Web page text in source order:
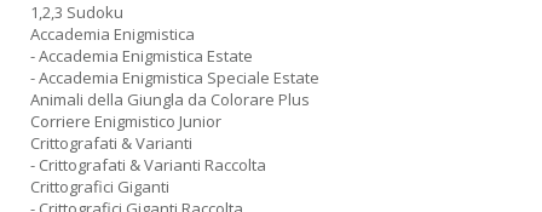
1,2,3 Sudoku
Accademia Enigmistica
- Accademia Enigmistica Estate
- Accademia Enigmistica Speciale Estate
Animali della Giungla da Colorare Plus
Corriere Enigmistico Junior
Crittografati & Varianti
- Crittografati & Varianti Raccolta
Crittografici Giganti